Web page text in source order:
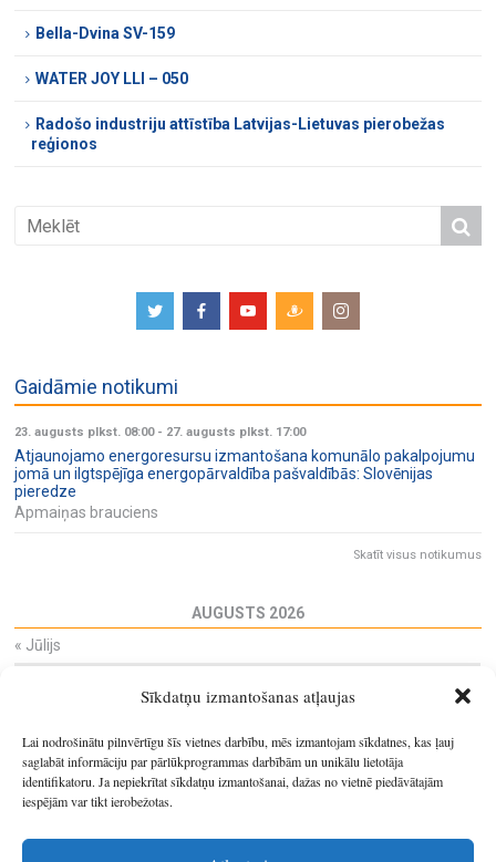
Sīkdatņu izmantošanas atļaujas
Lai nodrošinātu pilnvērtīgu šīs vietnes darbību, mēs izmantojam sīkdatnes, kas ļauj
saglabāt informāciju par pārlūkprogrammas darbībām un unikālu lietotāja
identifikatoru. Ja nepiekrītat sīkdatņu izmantošanai, dažas no vietnē piedāvātajām
iespējām var tikt ierobežotas.
Bella-Dvina SV-159
WATER JOY LLI – 050
Radošo industriju attīstība Latvijas-Lietuvas pierobežas
reģionos
Gaidāmie notikumi
23. augusts plkst. 08:00- 27. augusts plkst. 17:00
Atjaunojamo energoresursu izmantošana komunālo pakalpojumu
jomā un ilgtspējīga energopārvaldība pašvaldībās: Slovēnijas
pieredze
Apmaiņas brauciens
Skatīt visus notikumus
AUGUSTS 2026
« Jūlijs
29 30 31 1
10
11 12 13 14 15
17
18 19 20 21 22
23
24
25 26
31
1 2 3 4 5 6